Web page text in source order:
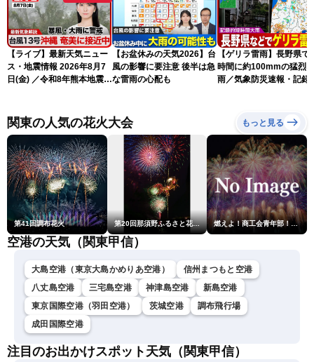
【ライブ】最新天気ニュー
ス・地震情報 2026年8月7
日(金) ／令和8年熊本地震情
ーン・駒木結衣／内藤邦
裕〉
【お盆休みの天気2026】台
風の影響に要注意 後半は急
な雷雨の心配も
【ゲリラ雷雨】長野県で1
時間に約100mmの猛烈な
雨／気象防災速報・記録
関東の人気の花火大会 もっと見る
第41回調布花火 第20回那須野ふるさと花火大会 燃えよ！商工会青年部！！第23回こうのす花火大会
空港の天気（関東甲信）
大島空港（東京大島かめりあ空港）
信州まつもと空港
八丈島空港
三宅島空港 神津島空港
新島空港
東京国際空港（羽田空港）
茨城空港
調布飛行場
成田国際空港
注目のお出かけスポット天気（関東甲信）